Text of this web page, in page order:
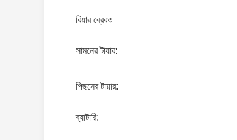
রিয়ার ব্রেকঃ
সামনের টায়ার:
পিছনের টায়ার:
ব্যাটারি: